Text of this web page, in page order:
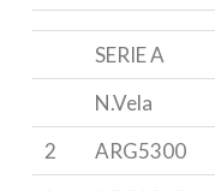
SERIE A
N.Vela
2
ARG5300